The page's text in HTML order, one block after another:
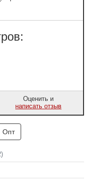
Оценить и
написать отзыв
Опт